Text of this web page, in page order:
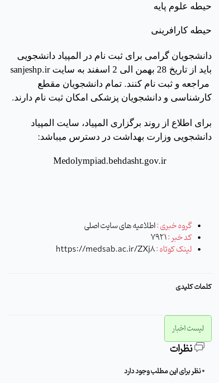
حیطه علوم پایه
حیطه کارافرینی
دانشجویان گرامی برای ثبت نام در المپیاد دانشجویی
باید از تاریخ 28 بهمن الی 2 اسفند به سایت
sanjeshp.ir
مراجعه و ثبت نام کنند. تمام دانشجویان مقطع
کارشناسی و دانشجویان پزشکی امکان ثبت نام دارند.
برای اطلاع از روند برگزاری المپیاد، سایت المپیاد
دانشجویی وزارت بهداشت در دسترس می­باشد:
Medolympiad.behdasht.gov.ir
گروه خبری :اطلاعیه های سایت اصلی
کد خبر :7921
لینک کوتاه :https://medsab.ac.ir/ZXj8
کلمات کلیدی
لیست اخبار
نظرات
0 نظر برای این مطلب وجود دارد